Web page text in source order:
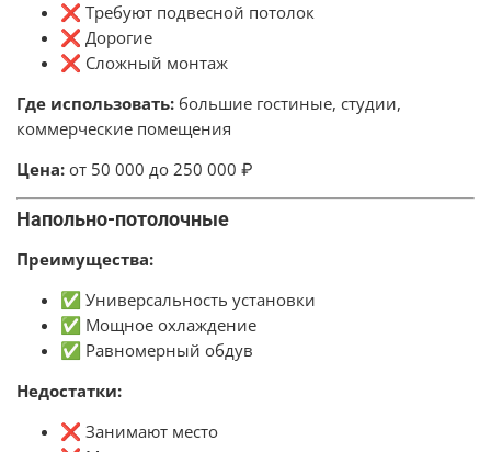
❌ Требуют подвесной потолок
❌ Дорогие
❌ Сложный монтаж
Где использовать:большие гостиные, студии,
коммерческие помещения
Цена:от 50 000 до 250 000 ₽
Напольно-потолочные
Преимущества:
✅ Универсальность установки
✅ Мощное охлаждение
✅ Равномерный обдув
Недостатки:
❌ Занимают место